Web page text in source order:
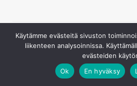
Käytämme evästeitä sivuston
liikenteen analysoinnissa.
evästeiden
Ok
En hyväksy